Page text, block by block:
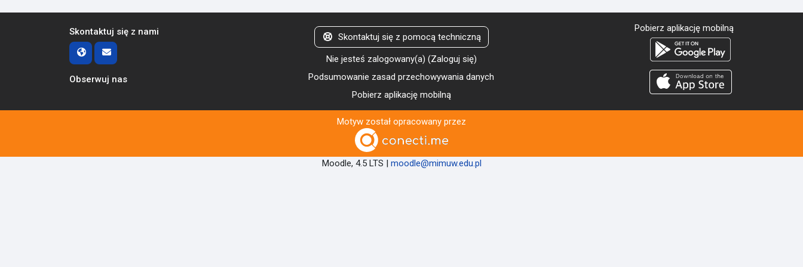
Skontaktuj się z nami
Obserwuj nas
Skontaktuj się z pomocą techniczną
Nie jesteś zalogowany(a) (Zaloguj się)
Podsumowanie zasad przechowywania danych
Pobierz aplikację mobilną
Pobierz aplikację mobilną
Motyw został opracowany przez
Moodle, 4.5 LTS | moodle@mimuw.edu.pl